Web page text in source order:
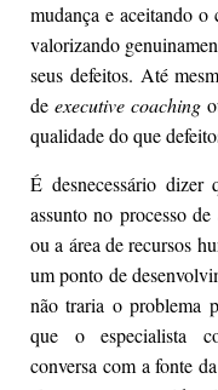
mudança e aceitando o
valorizando
seus defeitos. Até
de executive coaching
qualidade do que
É desnecessário dizer
assunto no processo de
ou a área de recursos
um ponto de
não traria o problema
que o especialista
conversa com a fonte